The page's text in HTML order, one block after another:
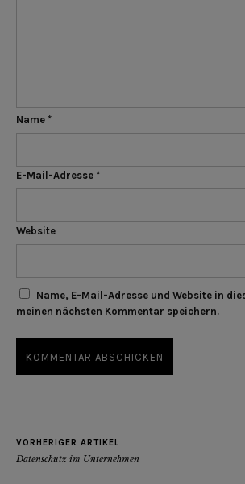
Name *
E-Mail-Adresse *
Website
Name, E-Mail-Adresse und Website in
meinen nächsten Kommentar speichern.
VORHERIGER ARTIKEL
Datenschutz im Unternehmen